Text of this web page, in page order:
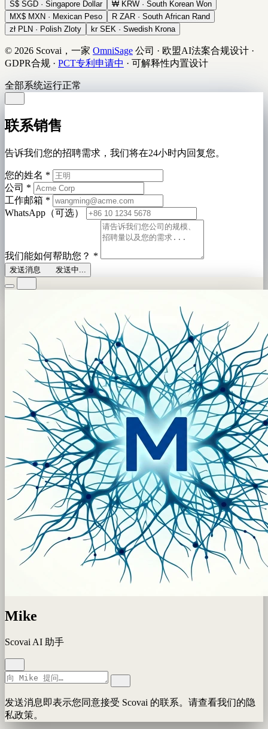
S$ SGD · Singapore Dollar ₩ KRW · South Korean Won
MX$ MXN · Mexican Peso R ZAR · South African Rand
zł PLN · Polish Zloty kr SEK · Swedish Krona
© 2026 Scovai，一家 OmniSage 公司 · 欧盟AI法案合规设计 ·
GDPR合规 · PCT专利申请中 · 可解释性内置设计
全部系统运行正常
联系销售
告诉我们您的招聘需求，我们将在24小时内回复您。
您的姓名 *
公司 *
工作邮箱 *
WhatsApp（可选）
我们能如何帮助您？ *
发送消息 发送中...
Mike
Scovai AI 助手
发送消息即表示您同意接受 Scovai 的联系。请查看我们的隐
私政策。